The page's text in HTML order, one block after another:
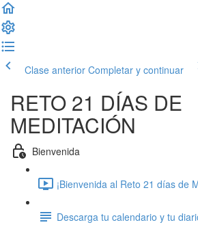
Clase anterior Completar y continuar
RETO 21 DÍAS DE
MEDITACIÓN
Bienvenida
¡Bienvenida al Reto 21 días de
Descarga tu calendario y tu